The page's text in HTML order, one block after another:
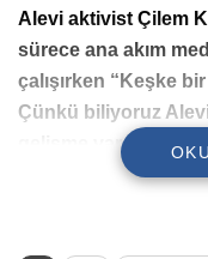
Alevi aktivist Çilem
sürece ana akım
çalışırken “Keşke
Çünkü biliyoruz
gelişme vardı. Biz
olarak bu kez ne